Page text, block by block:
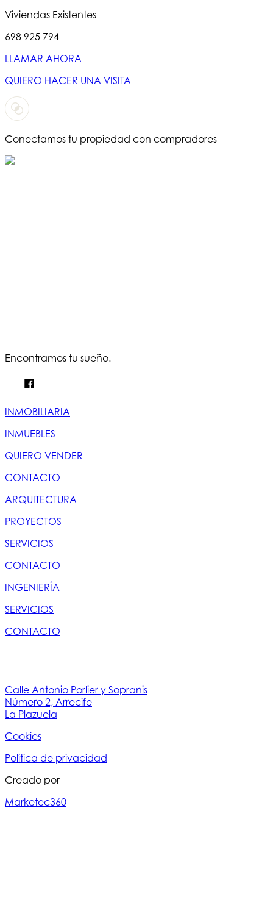
Viviendas Existentes
698 925 794
LLAMAR AHORA
QUIERO HACER UNA VISITA
Conectamos tu propiedad con compradores
Encontramos tu sueño.
INMOBILIARIA
INMUEBLES
QUIERO VENDER
CONTACTO
ARQUITECTURA
PROYECTOS
SERVICIOS
CONTACTO
INGENIERÍA
SERVICIOS
CONTACTO
Calle Antonio Porlier y Sopranis
Número 2, Arrecife
La Plazuela
Cookies
Política de privacidad
Creado por
Marketec360